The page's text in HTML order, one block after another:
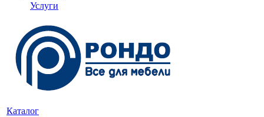
Услуги
Каталог